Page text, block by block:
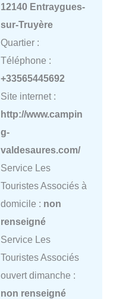
12140 Entraygues-
sur-Truyère
Quartier :
Téléphone :
+33565445692
Site internet :
http://www.campin
g-
valdesaures.com/
Service Les
Touristes Associés à
domicile : non
renseigné
Service Les
Touristes Associés
ouvert dimanche :
non renseigné